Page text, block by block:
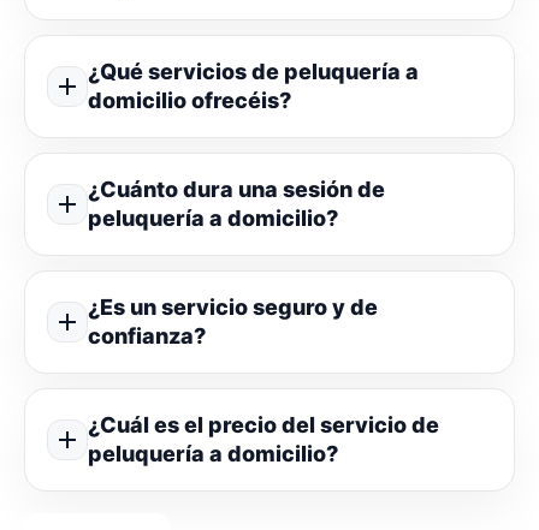
¿Qué servicios de peluquería a
domicilio ofrecéis?
¿Cuánto dura una sesión de
peluquería a domicilio?
¿Es un servicio seguro y de
confianza?
¿Cuál es el precio del servicio de
peluquería a domicilio?